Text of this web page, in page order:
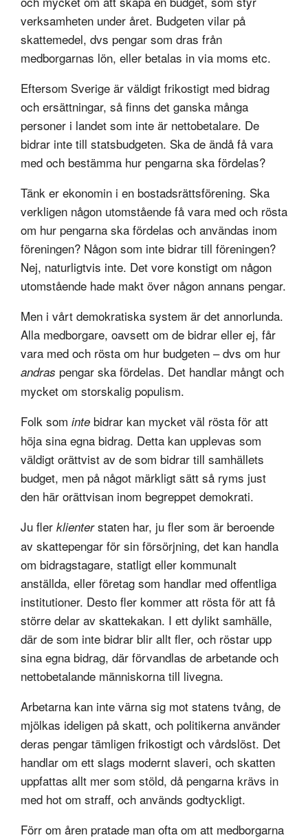
verksamheten under året. Budgeten vilar på
skattemedel, dvs pengar som dras från
medborgarnas lön, eller betalas in via moms etc.
Eftersom Sverige är väldigt frikostigt med bidrag
och ersättningar, så finns det ganska många
personer i landet som inte är nettobetalare. De
bidrar inte till statsbudgeten. Ska de ändå få vara
med och bestämma hur pengarna ska fördelas?
Tänk er ekonomin i en bostadsrättsförening. Ska
verkligen någon utomstående få vara med och rösta
om hur pengarna ska fördelas och användas inom
föreningen? Någon som inte bidrar till föreningen?
Nej, naturligtvis inte. Det vore konstigt om någon
utomstående hade makt över någon annans pengar.
Men i vårt demokratiska system är det annorlunda.
Alla medborgare, oavsett om de bidrar eller ej, får
vara med och rösta om hur budgeten – dvs om hur
andras pengar ska fördelas. Det handlar mångt och
mycket om storskalig populism.
Folk som inte bidrar kan mycket väl rösta för att
höja sina egna bidrag. Detta kan upplevas som
väldigt orättvist av de som bidrar till samhällets
budget, men på något märkligt sätt så ryms just
den här orättvisan inom begreppet demokrati.
Ju fler klienterstaten har, ju fler som är beroende
av skattepengar för sin försörjning, det kan handla
om bidragstagare, statligt eller kommunalt
anställda, eller företag som handlar med offentliga
institutioner. Desto fler kommer att rösta för att få
större delar av skattekakan. I ett dylikt samhälle,
där de som inte bidrar blir allt fler, och röstar upp
sina egna bidrag, där förvandlas de arbetande och
nettobetalande människorna till livegna.
Arbetarna kan inte värna sig mot statens tvång, de
mjölkas ideligen på skatt, och politikerna använder
deras pengar tämligen frikostigt och vårdslöst. Det
handlar om ett slags modernt slaveri, och skatten
uppfattas allt mer som stöld, då pengarna krävs in
med hot om straff, och används godtyckligt.
Förr om åren pratade man ofta om att medborgarna